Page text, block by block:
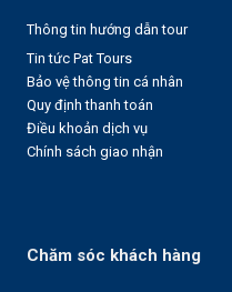
Thông tin hướng dẫn tour
Tin tức Pat Tours
Bảo vệ thông tin cá nhân
Quy định thanh toán
Điều khoản dịch vụ
Chính sách giao nhận
Chăm sóc khách hàng